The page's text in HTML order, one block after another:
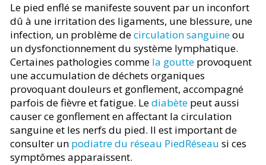
Le pied enflé se manifeste souvent par un inconfort
dû à une irritation des ligaments, une blessure, une
infection, un problème decirculation sanguineou
un dysfonctionnement du système lymphatique.
Certaines pathologies comme la goutte provoquent
une accumulation de déchets organiques
provoquant douleurs et gonflement, accompagné
parfois de fièvre et fatigue. Lediabète peut aussi
causer ce gonflement en affectant la circulation
sanguine et les nerfs du pied. Il est important de
consulter un podiatre du réseau PiedRéseau si ces
symptômes apparaissent.